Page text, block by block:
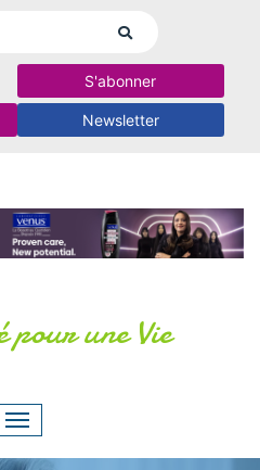
S'abonner
Newsletter
pour une Vie